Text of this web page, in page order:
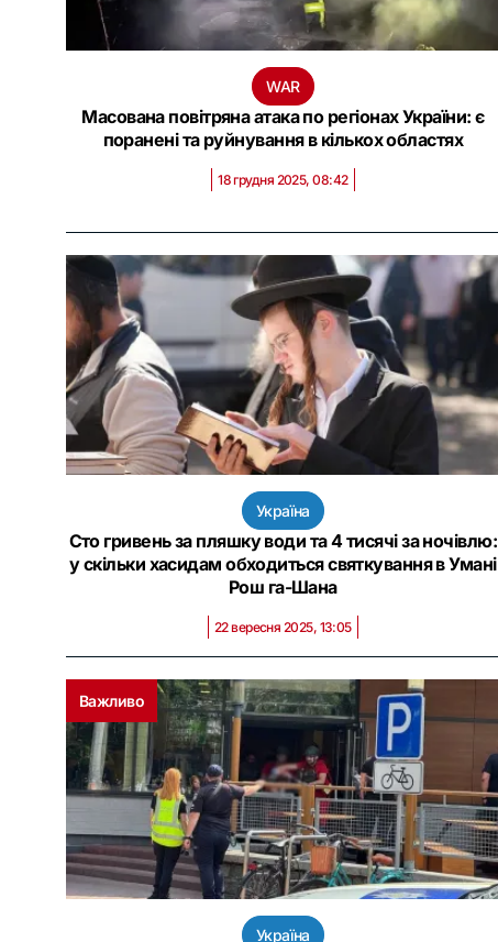
WAR
Масована повітряна атака по регіонах України: є
поранені та руйнування в кількох областях
18 грудня 2025, 08:42
Україна
Сто гривень за пляшку води та 4 тисячі за ночівлю:
у скільки хасидам обходиться святкування в Умані
Рош га-Шана
22 вересня 2025, 13:05
Важливо
Україна